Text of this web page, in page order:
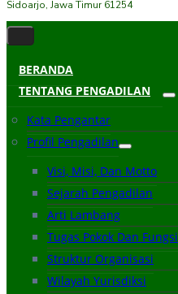
Sidoarjo, Jawa Timur 61254
BERANDA
TENTANG PENGADILAN
Kata Pengantar
Profil Pengadilan
Visi, Misi, Dan Motto
Sejarah Pengadilan
Arti Lambang
Tugas Pokok Dan Fungsi
Struktur Organisasi
Wilayah Yurisdiksi